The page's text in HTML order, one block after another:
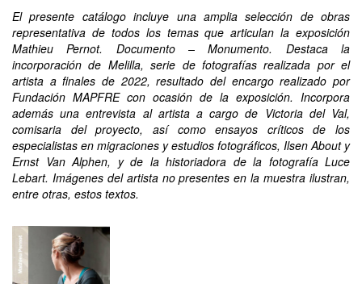
El presente catálogo incluye una amplia selección de obras
representativa de todos los temas que articulan la exposición
Mathieu Pernot. Documento – Monumento. Destaca la
incorporación de Melilla, serie de fotografías realizada por el
artista a finales de 2022, resultado del encargo realizado por
Fundación MAPFRE con ocasión de la exposición. Incorpora
además una entrevista al artista a cargo de Victoria del Val,
comisaria del proyecto, así como ensayos críticos de los
especialistas en migraciones y estudios fotográficos, Ilsen About y
Ernst Van Alphen, y de la historiadora de la fotografía Luce
Lebart. Imágenes del artista no presentes en la muestra ilustran,
entre otras, estos textos.